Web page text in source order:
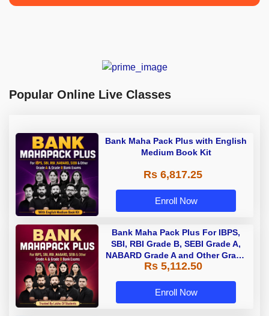
Popular Online Live Classes
Bank Maha Pack Plus with English
Medium Book Kit
Rs 6,817.25
Enroll Now
Bank Maha Pack Plus For IBPS,
SBI, RBI Grade B, SEBI Grade A,
NABARD Grade A and Other Grade
A & Grade B Bank Exams
Rs 5,112.50
Enroll Now